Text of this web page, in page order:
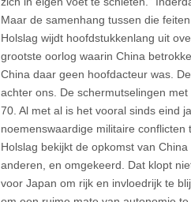
Maar de samenhang tussen die
Holslag wijdt hoofdstukkenlang uit
grootste oorlog waarin China
China daar geen hoofdacteur was.
achter ons. De schermutselingen
70. Al met al is het vooral sinds eind
noemenswaardige militaire conflicten
Holslag bekijkt de opkomst van
anderen, en omgekeerd. Dat klopt
voor Japan om rijk en invloedrijk te